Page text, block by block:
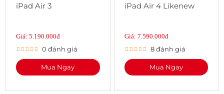
iPad Air 3
Giá: 5.190.000đ
0 đánh giá
Mua Ngay
iPad Air 4 Likenew
Giá: 7.590.000đ
8 đánh giá
Mua Ngay